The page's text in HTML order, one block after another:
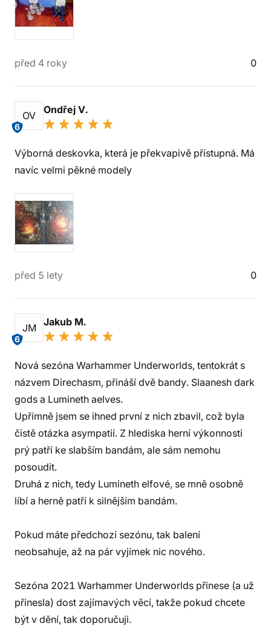
před 4 roky 0
OV
6
Ondřej V.
Výborná deskovka, která je překvapivě přístupná. Má
navíc velmi pěkné modely
před 5 lety 0
JM
6
Jakub M.
Nová sezóna Warhammer Underworlds, tentokrát s
názvem Direchasm, přináší dvě bandy. Slaanesh dark
gods a Lumineth aelves.
Upřímně jsem se ihned první z nich zbavil, což byla
čistě otázka asympatií. Z hlediska herní výkonnosti
prý patří ke slabším bandám, ale sám nemohu
posoudit.
Druhá z nich, tedy Lumineth elfové, se mně osobně
líbí a herně patří k silnějším bandám.
Pokud máte předchozí sezónu, tak balení
neobsahuje, až na pár vyjímek nic nového.
Sezóna 2021 Warhammer Underworlds přinese (a už
přinesla) dost zajímavých věcí, takže pokud chcete
být v dění, tak doporučuji.